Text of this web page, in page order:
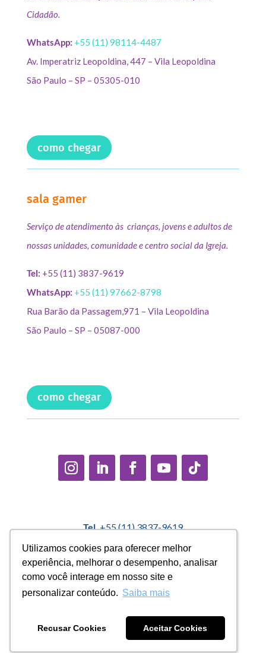
Utilizamos cookies para oferecer melhor
experiência, melhorar o desempenho, analisar
como você interage em nosso site e
personalizar conteúdo. Saiba mais
Recusar Cookies Aceitar Cookies
Utilizamos cookies para oferecer melhor
experiência, melhorar o desempenho, analisar
como você interage em nosso site e
personalizar conteúdo. Saiba mais
Recusar Cookies Aceitar Cookies
Cidadão.
WhatsApp: +55 (11) 98114-4487
Av. Imperatriz Leopoldina, 447 – Vila Leopoldina
São Paulo – SP – 05305-010
como chegar
sala gamer
Serviço de atendimento às crianças, jovens e adultos de
nossas unidades, comunidade e centro social da Igreja.
Tel: +55 (11) 3837-9619
WhatsApp: +55 (11) 97662-8798
Rua Barão da Passagem,971 – Vila Leopoldina
São Paulo – SP – 05087-000
como chegar
Tel.+55 (11) 3837-9619
Política Interna de Proteção de Dados |Encarregado de
Dados: Marcelo Correa |
denuncias@casadopequenocidadao.org.br